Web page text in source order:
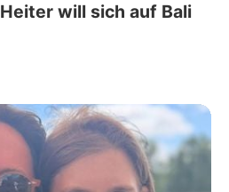
will sich auf Bali